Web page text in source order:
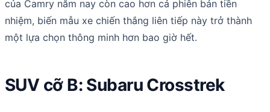
của Camry năm nay còn cao hơn cả phiên bản tiền
nhiệm, biến mẫu xe chiến thắng liên tiếp này trở thành
một lựa chọn thông minh hơn bao giờ hết.
SUV cỡ B: Subaru Crosstrek